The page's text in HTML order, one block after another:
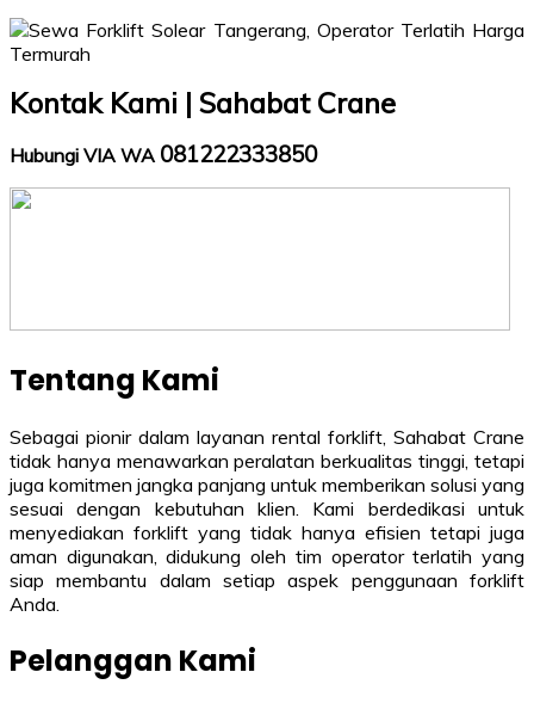
Kontak Kami | Sahabat Crane
Hubungi VIA WA 081222333850
Tentang Kami
Sebagai pionir dalam layanan rental forklift, Sahabat Crane
tidak hanya menawarkan peralatan berkualitas tinggi, tetapi
juga komitmen jangka panjang untuk memberikan solusi yang
sesuai dengan kebutuhan klien. Kami berdedikasi untuk
menyediakan forklift yang tidak hanya efisien tetapi juga
aman digunakan, didukung oleh tim operator terlatih yang
siap membantu dalam setiap aspek penggunaan forklift
Anda.
Pelanggan Kami